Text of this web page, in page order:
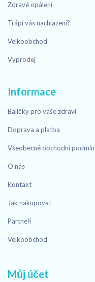
Zdravé opálení
Trápí vás nachlazení?
Velkoobchod
Vyprodej
Informace
Balíčky pro vaše zdraví
Doprava a platba
Všeobecné obchodní
O nás
Kontakt
Jak nakupovat
Partneři
Velkoobchod
Můj účet